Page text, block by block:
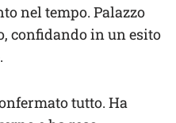
nel tempo. Palazzo
confidando in un esito
tutto. Ha